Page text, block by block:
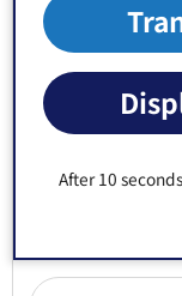
After 10
このページの情報
1：役に立った
3：役に立たな
1：見つけや